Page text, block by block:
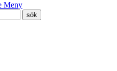
Meny